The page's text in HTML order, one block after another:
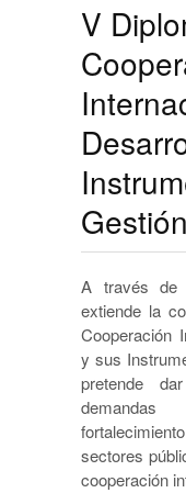
V
Gestión
A través de
extiende la
Cooperación
y sus
pretende
sectores
cooperación